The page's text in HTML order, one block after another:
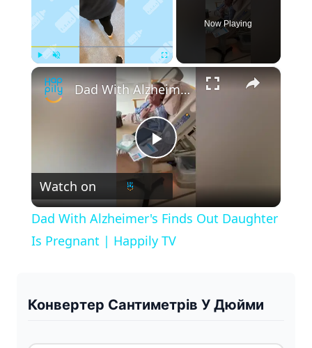
Fullscreen
Now Playing
×
P
l
a
Dad With Alzheimer's Finds Out Daughter Is Pregnant | Happily TV
Watch on
Dad With Alzheimer's Finds Out Daughter
Is Pregnant | Happily TV
Конвертер Сантиметрів У Дюйми